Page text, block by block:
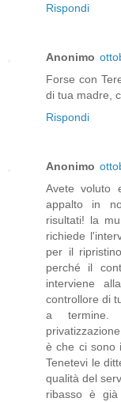
Rispondi
Anonimo
Forse con
di tua madre,
Rispondi
Anonimo
Avete voluto
appalto in
risultati! la
richiede
per il
perché il
interviene
controllore di
a termine.
è che ci sono
Tenetevi le
qualità del
ribasso è